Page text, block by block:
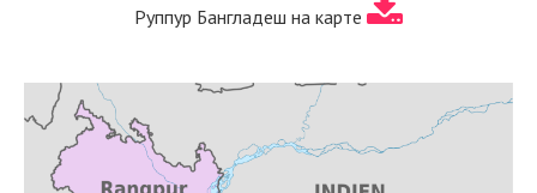
Руппур Бангладеш на карте